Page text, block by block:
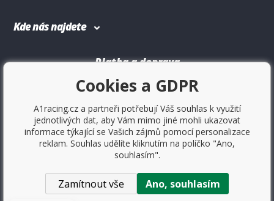
Kde nás najdete
Platba a doprava
Copyright © 2017Sportovniautodoplnky.cz- Tuning shop,
Cookies a GDPR
A1racing.cz a partneři potřebují Váš souhlas k využití
jednotlivých dat, aby Vám mimo jiné mohli ukazovat
informace týkající se Vašich zájmů pomocí personalizace
reklam. Souhlas udělíte kliknutím na políčko "Ano,
souhlasím".
Zamítnout vše Ano, souhlasím